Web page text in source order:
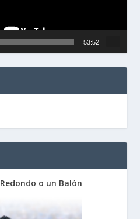
53:52
o un Balón